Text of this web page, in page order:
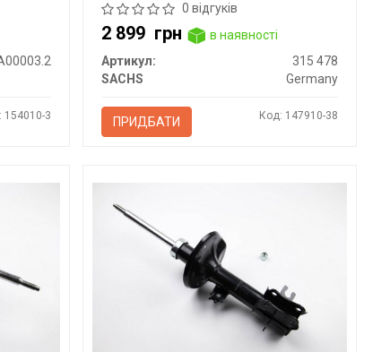
154010-3
0 відгуків
2 899 грн
в наявності
Артикул:
315 478
SACHS
Germany
ПРИДБАТИ Код: 147910-38